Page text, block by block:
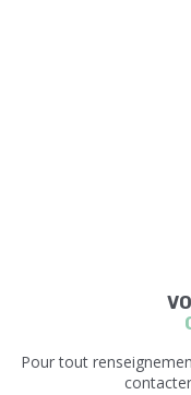
Pour tout